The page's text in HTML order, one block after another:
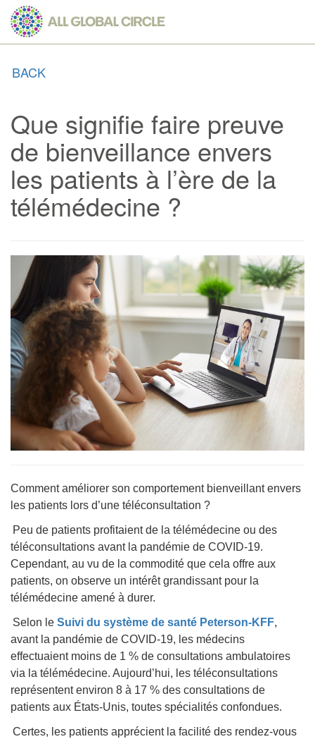
Skip
main
content
BACK
Que signifie faire preuve
de bienveillance envers
les patients à l’ère de la
télémédecine ?
Comment améliorer son comportement bienveillant envers
les patients lors d’une téléconsultation ?
Peu de patients profitaient de la télémédecine ou des
téléconsultations avant la pandémie de COVID-19.
Cependant, au vu de la commodité que cela offre aux
patients, on observe un intérêt grandissant pour la
télémédecine amené à durer.
Selon le Suivi du système de santé Peterson-KFF,
avant la pandémie de COVID-19, les médecins
effectuaient moins de 1 % de consultations ambulatoires
via la télémédecine. Aujourd’hui, les téléconsultations
représentent environ 8 à 17 % des consultations de
patients aux États-Unis, toutes spécialités confondues.
Certes, les patients apprécient la facilité des rendez-vous